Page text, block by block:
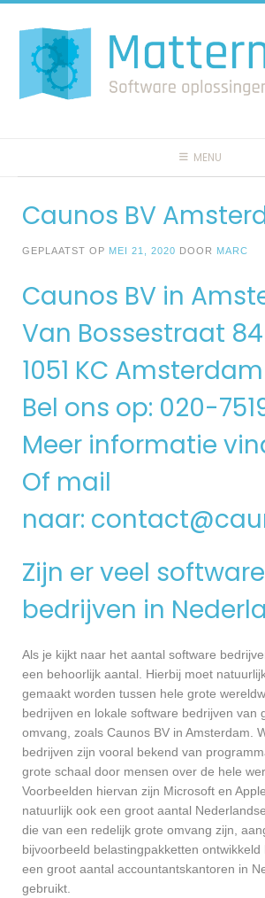
naar
inhoud
MENU
Caunos BV
GEPLAATST OP MEI 21, 2020 DOOR MARC
Caunos BV in
Van Bossestraat
1051 KC Amsterdam
Bel ons op: 020-
Meer informatie
Of mail
naar:
Zijn er veel software
bedrijven in
Als je kijkt naar het aantal software
een behoorlijk aantal. Hierbij moet
gemaakt worden tussen hele grote
bedrijven en lokale software bedrijven van
omvang, zoals Caunos BV in Amsterdam.
bedrijven zijn vooral bekend van
grote schaal door mensen over de hele
Voorbeelden hiervan zijn Microsoft en
natuurlijk ook een groot aantal
die van een redelijk grote omvang zijn,
bijvoorbeeld belastingpakketten
een groot aantal accountantskantoren in
gebruikt.